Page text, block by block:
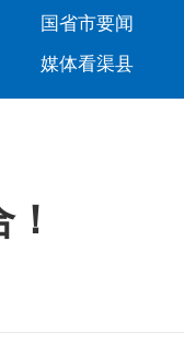
国省市要闻
媒体看渠县